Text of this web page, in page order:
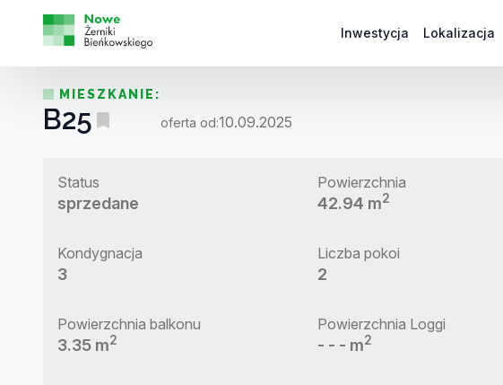
Inwestycja Lokalizacja
MIESZKANIE:
B25 oferta od:10.09.2025
Status
sprzedane
Powierzchnia
42.94 m2
Kondygnacja
3
Liczba pokoi
2
Powierzchnia balkonu
3.35 m2
Powierzchnia Loggi
- - - m2